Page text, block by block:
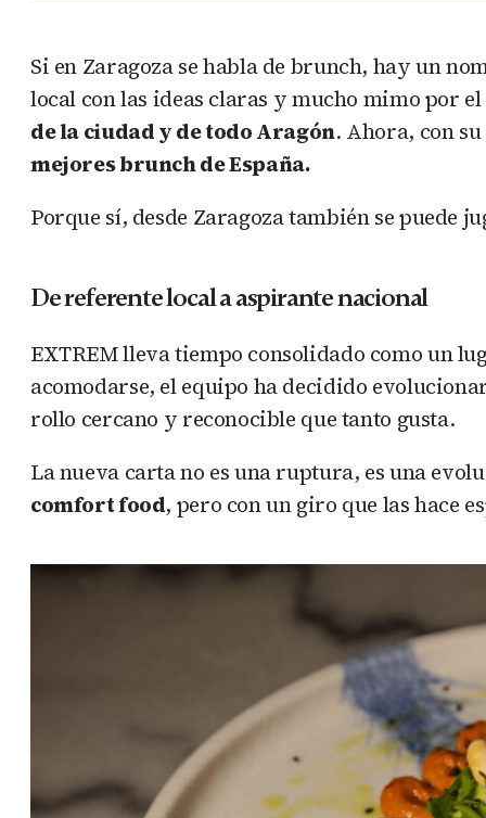
Si en Zaragoza se habla de brunch, hay un
local con las ideas claras y mucho mimo por
de la ciudad y de todo Aragón. Ahora, con su
mejores brunch de España.
Porque sí, desde Zaragoza también se
De referente local a aspirante nacional
EXTREM lleva tiempo consolidado como un
acomodarse, el equipo ha decidido
rollo cercano y reconocible que tanto gusta.
La nueva carta no es una ruptura, es una
comfort food, pero con un giro que las hace